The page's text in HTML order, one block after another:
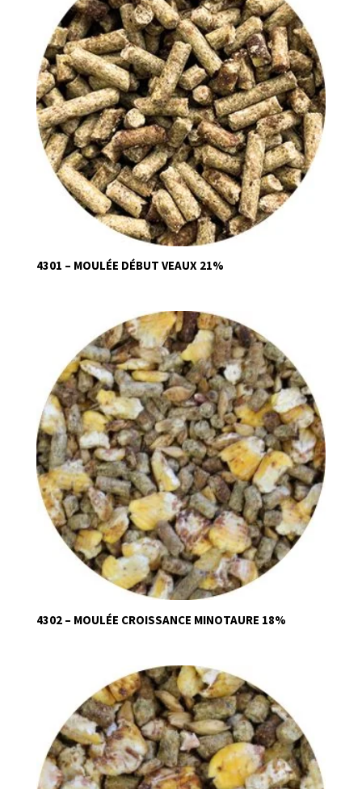
4301 – MOULÉE DÉBUT VEAUX 21%
4302 – MOULÉE CROISSANCE MINOTAURE 18%